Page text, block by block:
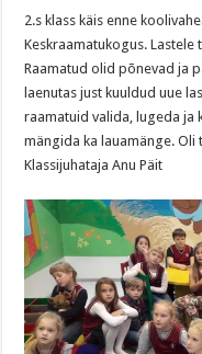
2.s klass käis enne
Keskraamatukogus.
Raamatud olid põnevad ja
laenutas just kuuldud uue
raamatuid valida, lugeda ja
mängida ka lauamänge.
Klassijuhataja Anu Päit